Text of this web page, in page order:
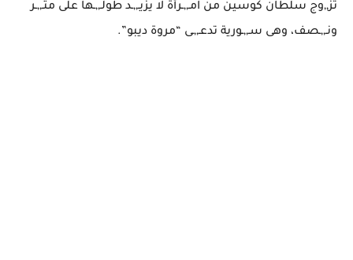
تز,,وج سلطان كوسين من امـ,,ـرأة لا يزيـ,,ـد طولـ,,ـها على متـ,,ـر
ونـ,,ـصف، وهى سـ,,ـورية تدعـ,,ـى “مروة ديبو”.